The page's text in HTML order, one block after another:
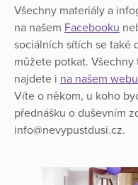
Všechny materiály a
na našem Facebooku
sociálních sítích se také
můžete potkat.
najdete i na našem webu
Víte o někom, u koho
přednášku o duševním
info@nevypustdusi.cz.